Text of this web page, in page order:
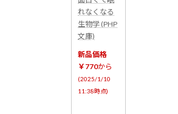
れなくなる
生物学 (PHP
文庫)
新品価格
￥770から
(2025/1/10
11:38時点)